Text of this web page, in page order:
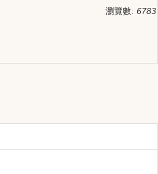
瀏覽數: 6783